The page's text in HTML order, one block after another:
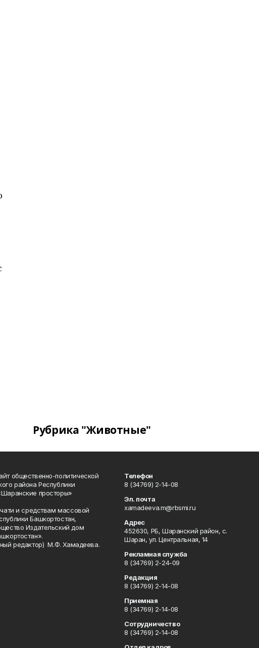
Рубрика "Животные"
общественно-политической
района Республики
просторы»
и средствам массовой
Башкортостан,
Издательский дом
редактор) М.Ф. Хамадеева.
Телефон
8 (34769) 2-14-08
Эл. почта
xamadeeva.m@rbsmi.ru
Адрес
452630, РБ, Шаранский район, с.
Шаран, ул. Центральная, 14
Рекламная служба
8 (34769) 2-24-09
Редакция
8 (34769) 2-14-08
Приемная
8 (34769) 2-14-08
Сотрудничество
8 (34769) 2-14-08